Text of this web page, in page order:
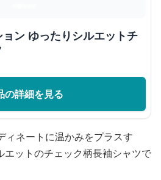
ン ゆったりシルエットチ
の詳細を見る
ィネートに温かみをプラスす
エットのチェック柄長袖シャツで